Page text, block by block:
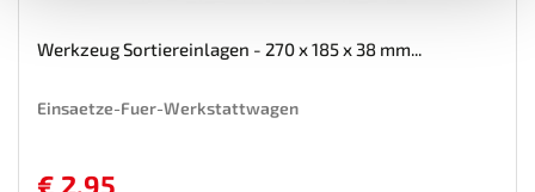
Werkzeug Sortiereinlagen - 270 x 185 x 38 mm...
Einsaetze-Fuer-Werkstattwagen
€ 2,95